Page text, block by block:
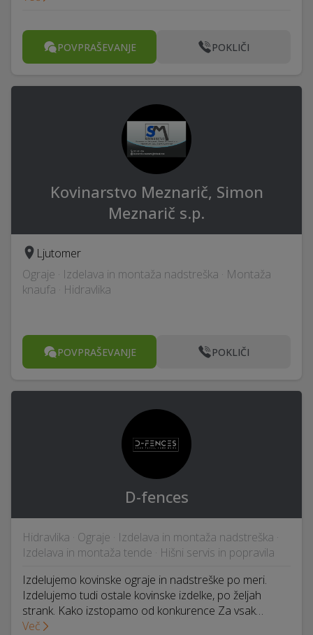
POVPRAŠEVANJE POKLIČI
Kovinarstvo Meznarič, Simon
Meznarič s.p.
Ljutomer
Ograje · Izdelava in montaža nadstreška · Montaža
knaufa · Hidravlika
POVPRAŠEVANJE POKLIČI
D-fences
Hidravlika · Ograje · Izdelava in montaža nadstreška ·
Izdelava in montaža tende · Hišni servis in popravila
Izdelujemo kovinske ograje in nadstreške po meri.
Izdelujemo tudi ostale kovinske izdelke, po željah
strank. Kako izstopamo od konkurence Za vsak…
Več